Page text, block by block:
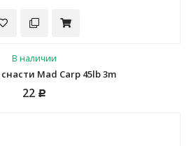
В наличии
Mad Carp 45lb 3m
22 Р